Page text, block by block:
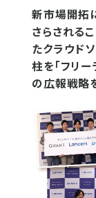
新市場開拓
さらされる
たクラウド
柱を「フリ
の広報戦略